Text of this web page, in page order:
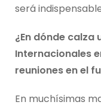
será
¿En dónde calza
Internacionales
reuniones en el
En muchísimas